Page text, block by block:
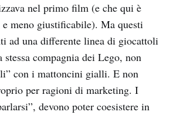
nel primo film (e che qui è
meno giustificabile). Ma questi
ad una differente linea di giocattoli
compagnia dei Lego, non
con i mattoncini gialli. E non
per ragioni di marketing. I
devono poter coesistere in